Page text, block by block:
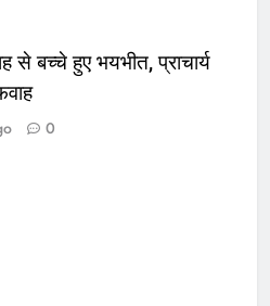
बच्चे हुए भयभीत, प्राचार्य
0